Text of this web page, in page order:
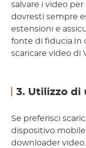
salvare i video
dovresti sempre
estensioni e
fonte di fiducia.In
scaricare video di
3. Utilizzo di
Se preferisci
dispositivo
downloader